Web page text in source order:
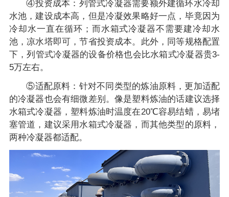
④投资成本：列管式冷凝器需要额外建循环水冷却
水池，建设成本高，但是冷凝效果略好一点，毕竟因为
冷却水一直在循环；而水箱式冷凝器不需要建冷却水
池，凉水塔即可，节省投资成本。此外，同等规格配置
下，列管式冷凝器的设备价格也会比水箱式冷凝器贵3-
5万左右。
⑤适配原料：针对不同类型的炼油原料，更加适配
的冷凝器也会有细微差别。像是塑料炼油的话建议选择
水箱式冷凝器，塑料炼油时温度在20℃容易结蜡，易堵
塞管道，建议采用水箱式冷凝器，而其他类型的原料，
两种冷凝器都适配。